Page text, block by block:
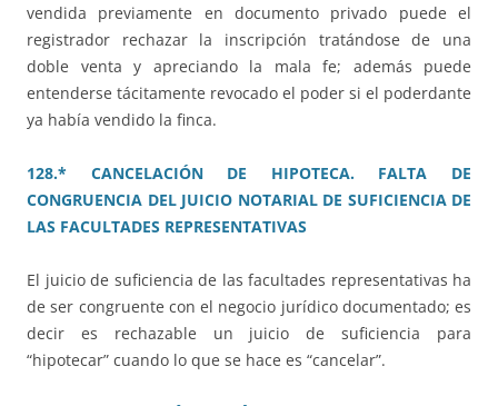
vendida previamente en documento privado puede el
registrador rechazar la inscripción tratándose de una
doble venta y apreciando la mala fe; además puede
entenderse tácitamente revocado el poder si el poderdante
ya había vendido la finca.
128.* CANCELACIÓN DE HIPOTECA. FALTA DE
CONGRUENCIA DEL JUICIO NOTARIAL DE SUFICIENCIA DE
LAS FACULTADES REPRESENTATIVAS
El juicio de suficiencia de las facultades representativas ha
de ser congruente con el negocio jurídico documentado; es
decir es rechazable un juicio de suficiencia para
“hipotecar” cuando lo que se hace es “cancelar”.